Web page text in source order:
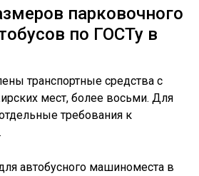
парковочного
по ГОСТу в
транспортные средства с
мест, более восьми. Для
требования к
автобусного машиноместа в